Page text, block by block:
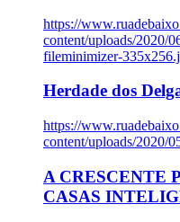
https://
content/uploads/2020/
fileminimizer-
Herdade dos
https://
content/uploads/2020/
A CRESCENTE
CASAS